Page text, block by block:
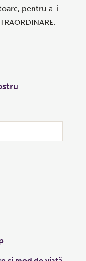
pentru a-i